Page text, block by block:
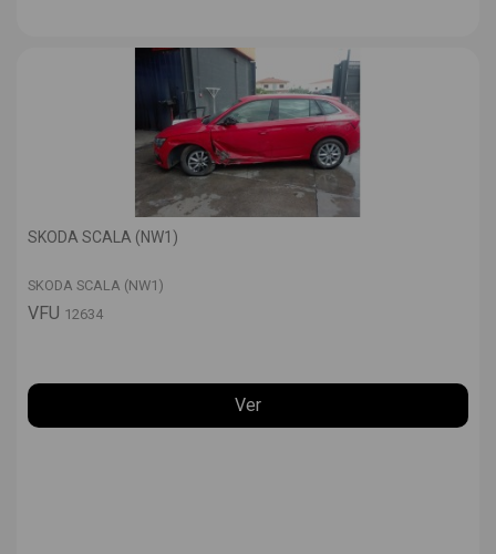
SKODA SCALA (NW1)
SKODA SCALA (NW1)
VFU 12634
Ver